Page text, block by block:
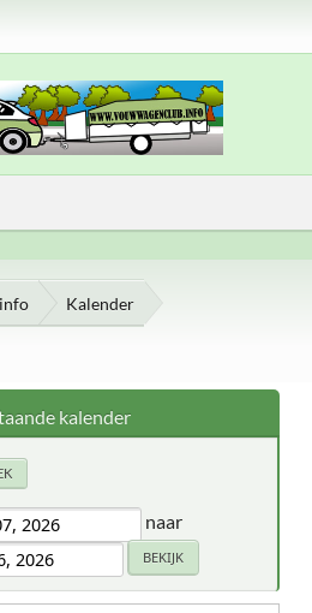
Kalender
kalender
naar